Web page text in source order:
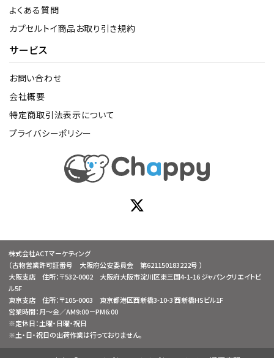
よくある質問
カプセルトイ商品お取り引き規約
サービス
お問い合わせ
会社概要
特定商取引法表示について
プライバシーポリシー
株式会社ACTマーケティング
（古物営業許可証番号 大阪府公安委員会 第621150183222号 ）
大阪支店 住所：〒532-0002 大阪府大阪市淀川区東三国4-1-16 ジャパンクリエイトビ
ル5F
東京支店 住所：〒105-0003 東京都港区西新橋3-10-3 西新橋HSビル1F
営業時間：月～金／AM9:00－PM6:00
※定休日：土曜・日曜・祝日
※土・日・祝日の出荷作業は行っておりません。